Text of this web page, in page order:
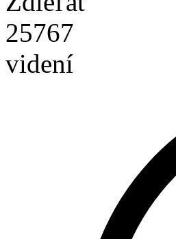
25767
videní